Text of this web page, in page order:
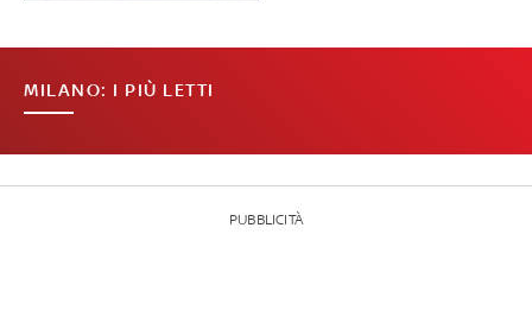
MILANO: I PIÙ LETTI
PUBBLICITÀ